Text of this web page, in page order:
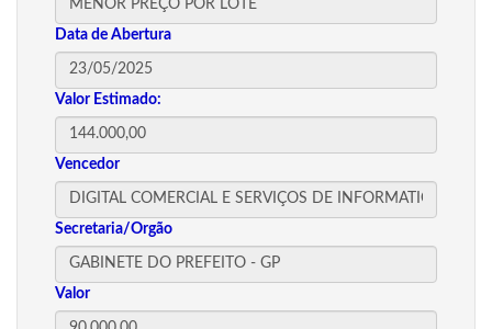
Data de Abertura
Valor Estimado:
Vencedor
Secretaria/Orgão
Valor